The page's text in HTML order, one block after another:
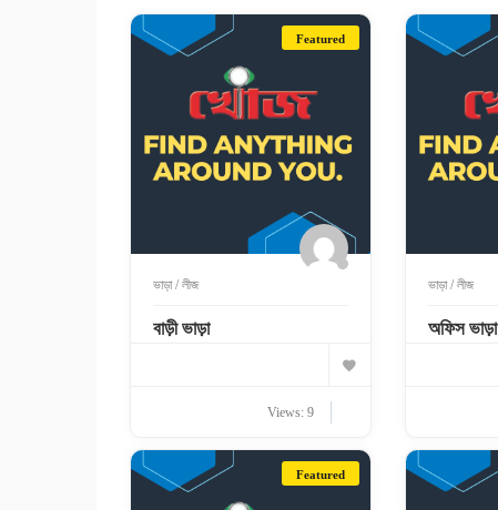
Featured
ভাড়া / লীজ
বাড়ী ভাড়া
Views: 9
ভাড়া / লীজ
অফিস ভাড়া
Featured